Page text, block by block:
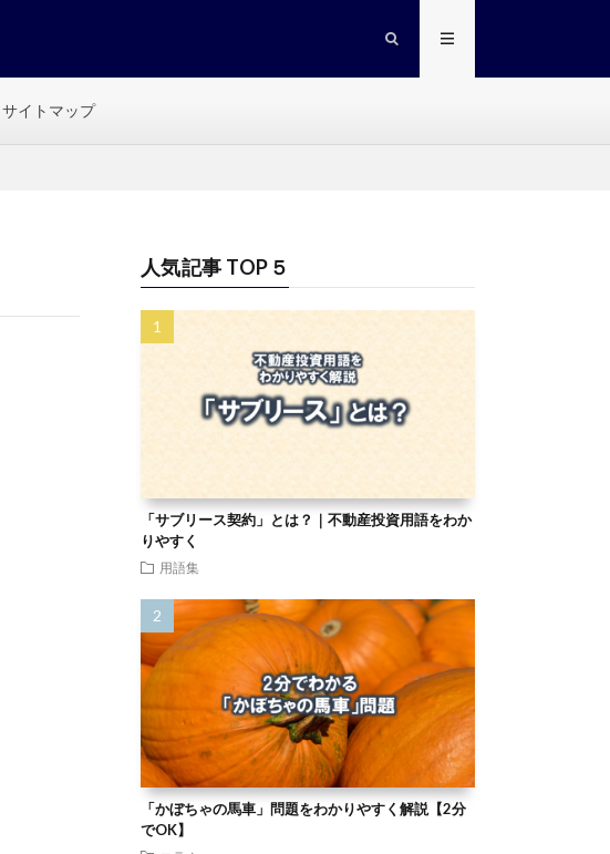
サイトマップ
人気記事 TOP５
「サブリース契約」とは？｜不動産投資用語をわか
りやすく
用語集
「かぼちゃの馬車」問題をわかりやすく解説【2分
でOK】